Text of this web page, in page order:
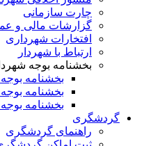
چارت سازمانی
گزارشات مالی و
افتخارات شهرداری
ارتباط با شهردار
بخشنامه بوجه
بخشنامه بوجه 1401 شهرداری ها
بخشنامه بوجه 1402 شهرداری ها
بخشنامه بوجه 1403 شهرداری ها
گردشگری
راهنمای گردشگری